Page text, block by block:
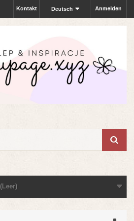
Anmelden
Deutsch
Kontakt
(Leer)